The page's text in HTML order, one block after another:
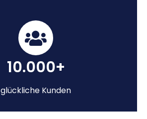
10.000+
glückliche Kunden